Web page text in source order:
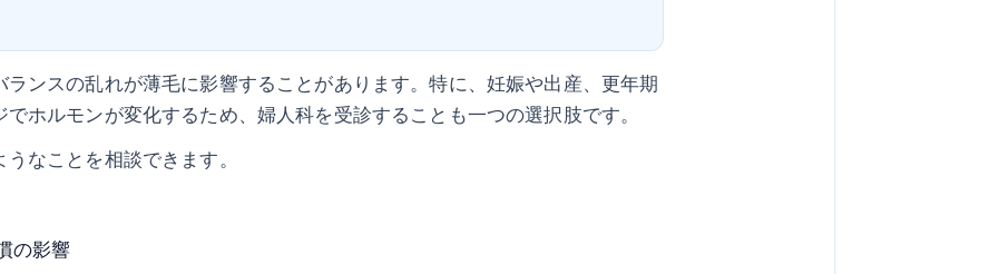
ンスの乱れが薄毛に影響することがあります。特に、妊娠や出産、更年期
ホルモンが変化するため、婦人科を受診することも一つの選択肢です。
なことを相談できます。
の影響